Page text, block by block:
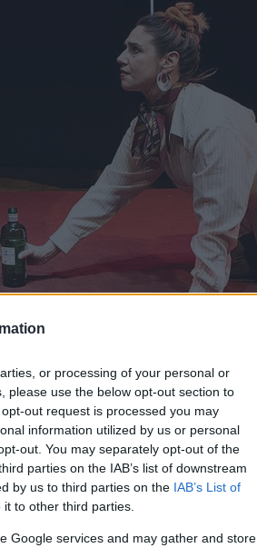
or processing of your personal or
please use the below opt-out section to
out request is processed you may
information utilized by us or personal
out. You may separately opt-out of the
parties on the IAB’s list of downstream
by us to third parties on the IAB’s List of
to other third parties.
Google services and may gather and store